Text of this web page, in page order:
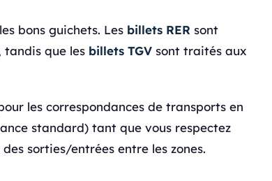
bons guichets. Les billets RER sont
tandis que les billets TGV sont traités aux
les correspondances de transports en
standard) tant que vous respectez
sorties/entrées entre les zones.